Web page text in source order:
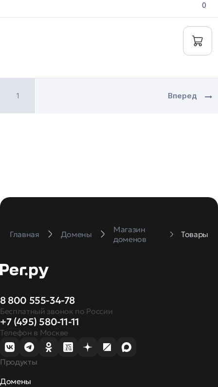
0
1 Вперед
Главная Домены
Магазин
доменов
Товары
8 800 555-34-78
Бесплатный звонок по России
+7 (495) 580-11-11
Телефон в Москве
Продукты
Домены